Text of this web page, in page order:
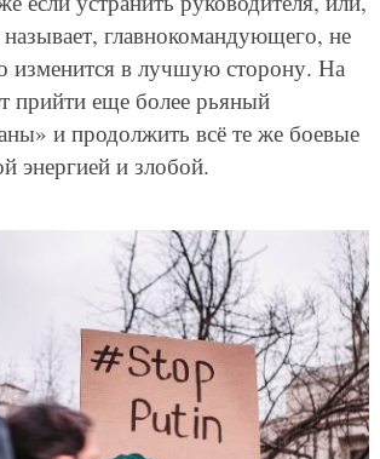
главнокомандующего, не
изменится в лучшую сторону. На
прийти еще более рьяный
и продолжить всё те же боевые
энергией и злобой.